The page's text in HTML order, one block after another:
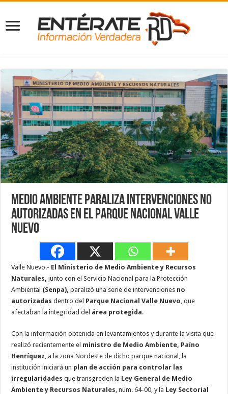
Medio Ambiente paraliza intervenciones no
autorizadas en el Parque Nacional Valle
Nuevo
Valle Nuevo.- El Ministerio de Medio Ambiente y Recursos
Naturales, junto con el Servicio Nacional para la Protección
Ambiental (Senpa), paralizó una serie de intervenciones no
autorizadas dentro del Parque Nacional Valle Nuevo , que
afectaban la integridad del área protegida.
Con la información obtenida en levantamientos y durante la visita que
realizó recientemente el ministro de Medio Ambiente, Paíno
Henríquez , a la zona Nordeste de dicho parque nacional, la
institución iniciará un plan de acción para controlar las
irregularidadesque transgreden la Ley General de Medio
Ambiente y Recursos Naturales , núm. 64-00, y la Ley Sectorial